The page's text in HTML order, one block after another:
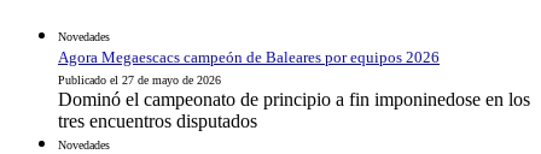
Novedades
Agora Megaescacs campeón de Baleares por equipos 2026
Publicado el 27 de mayo de 2026
Dominó el campeonato de principio a fin imponinedose en los
tres encuentros disputados
Novedades